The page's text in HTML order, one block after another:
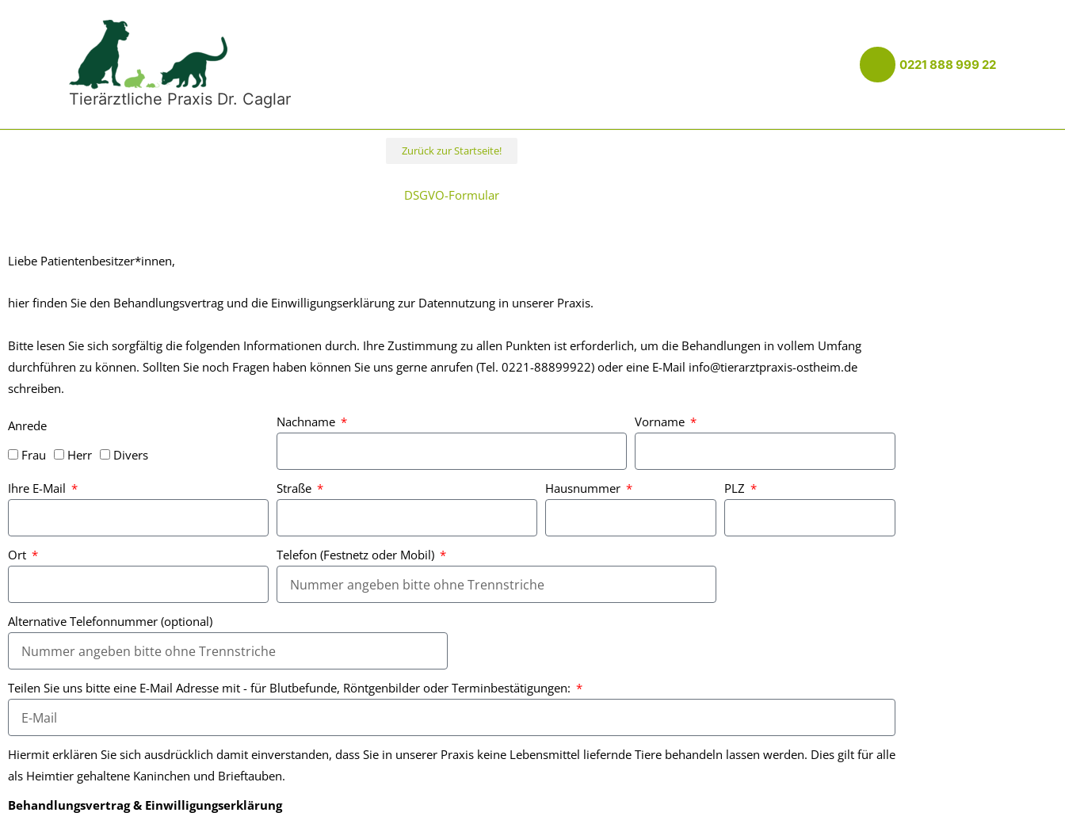
Tierärztliche Praxis Dr. Caglar
0221 888 999 22
Zurück zur Startseite!
DSGVO-Formular
Liebe Patientenbesitzer*innen,
hier finden Sie den Behandlungsvertrag und die Einwilligungserklärung zur Datennutzung in unserer Praxis.
Bitte lesen Sie sich sorgfältig die folgenden Informationen durch. Ihre Zustimmung zu allen Punkten ist erforderlich, um die Behandlungen in vollem Umfang
durchführen zu können. Sollten Sie noch Fragen haben können Sie uns gerne anrufen (Tel. 0221-88899922) oder eine E-Mail info@tierarztpraxis-ostheim.de
schreiben.
Anrede
Frau
Herr Divers
Nachname Vorname
Ihre E-Mail Straße Hausnummer PLZ
Ort Telefon (Festnetz oder Mobil)
Alternative Telefonnummer (optional)
Teilen Sie uns bitte eine E-Mail Adresse mit - für Blutbefunde, Röntgenbilder oder Terminbestätigungen:
Hiermit erklären Sie sich ausdrücklich damit einverstanden, dass Sie in unserer Praxis keine Lebensmittel liefernde Tiere behandeln lassen werden. Dies gilt für alle
als Heimtier gehaltene Kaninchen und Brieftauben.
Behandlungsvertrag & Einwilligungserklärung